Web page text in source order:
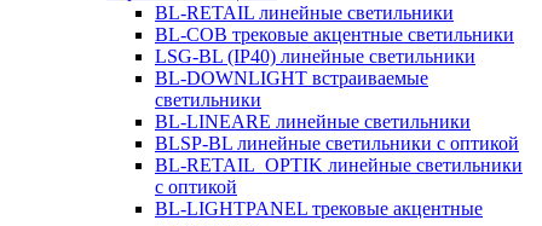
BL-RETAIL линейные светильники
BL-COB трековые акцентные светильники
LSG-BL (IP40) линейные светильники
BL-DOWNLIGHT встраиваемые
светильники
BL-LINEARE линейные светильники
BLSP-BL линейные светильники с оптикой
BL-RETAIL_OPTIK линейные светильники
с оптикой
BL-LIGHTPANEL трековые акцентные